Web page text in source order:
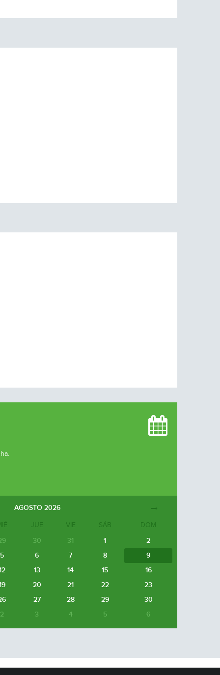
AGOSTO 2026
JUE VIE SÁB DOM
30 31 1
2
5
6 7 8
9
13 14 15
16
20 21 22
23
27 28 29
30
2
3 4 5 6